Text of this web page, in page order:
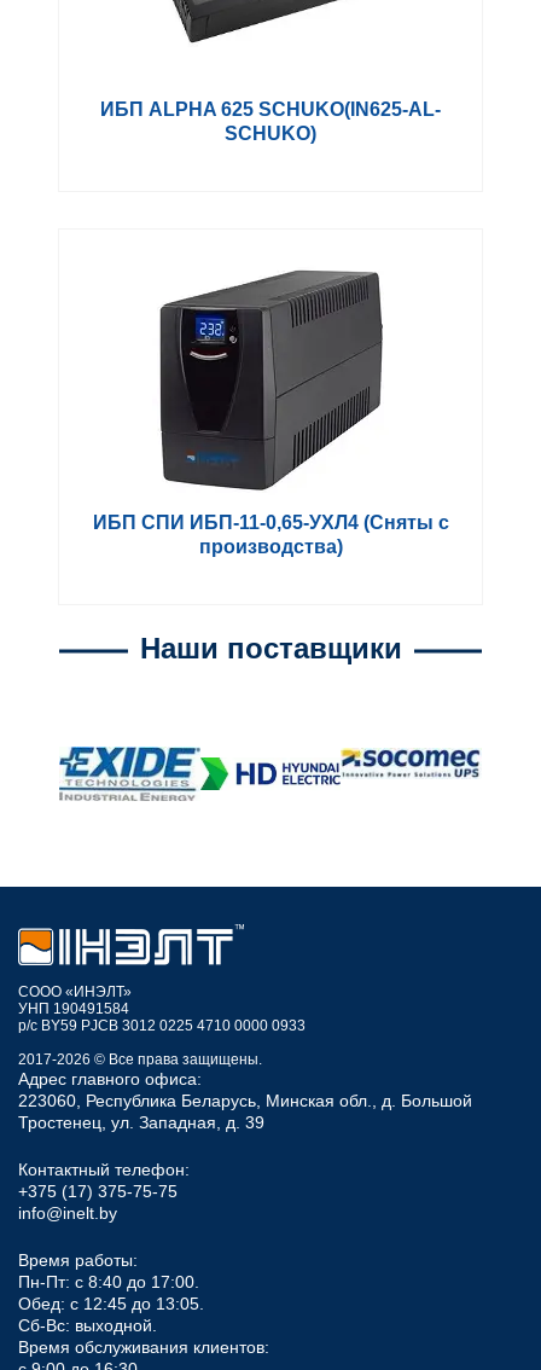
ИБП ALPHA 625 SCHUKO(IN625-AL-
SCHUKO)
ИБП СПИ ИБП-11-0,65-УХЛ4 (Сняты с
производства)
Наши поставщики
СООО «ИНЭЛТ»
УНП 190491584
р/с BY59 PJCB 3012 0225 4710 0000 0933
2017-2026 © Все права защищены.
Адрес главного офиса:
223060, Республика Беларусь, Минская обл., д. Большой
Тростенец, ул. Западная, д. 39
Контактный телефон:
+375 (17) 375-75-75
info@inelt.by
Время работы:
Пн-Пт: с 8:40 до 17:00.
Обед: с 12:45 до 13:05.
Сб-Вс: выходной.
Время обслуживания клиентов: